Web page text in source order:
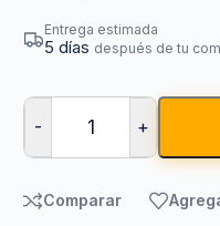
Entrega estimada
5 días después de tu
- +
Comparar